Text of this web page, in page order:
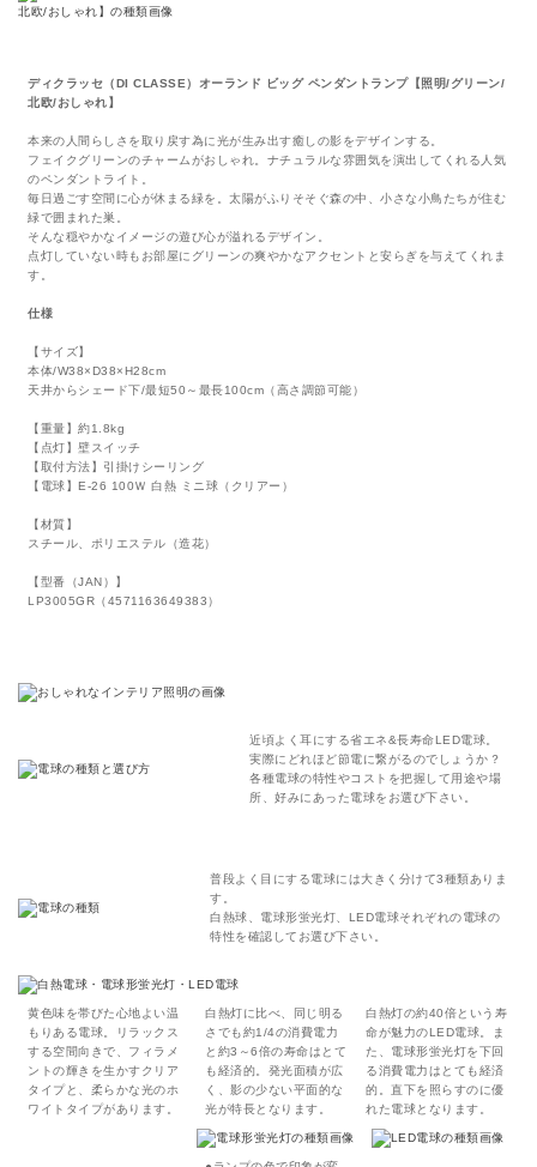
ディクラッセ（DI CLASSE）オーランド ビッグ ペンダントランプ【照明/グリーン/
北欧/おしゃれ】
本来の人間らしさを取り戻す為に光が生み出す癒しの影をデザインする。
フェイクグリーンのチャームがおしゃれ。ナチュラルな雰囲気を演出してくれる人気
のペンダントライト。
毎日過ごす空間に心が休まる緑を。太陽がふりそそぐ森の中、小さな小鳥たちが住む
緑で囲まれた巣。
そんな穏やかなイメージの遊び心が溢れるデザイン。
点灯していない時もお部屋にグリーンの爽やかなアクセントと安らぎを与えてくれま
す。
仕様
【サイズ】
本体/W38×D38×H28cm
天井からシェード下/最短50～最長100cm（高さ調節可能）
【重量】約1.8kg
【点灯】壁スイッチ
【取付方法】引掛けシーリング
【電球】E-26 100Ｗ 白熱 ミニ球（クリアー）
【材質】
スチール、ポリエステル（造花）
【型番（JAN）】
LP3005GR（4571163649383）
近頃よく耳にする省エネ&長寿命LED電球。
実際にどれほど節電に繋がるのでしょうか？
各種電球の特性やコストを把握して用途や場
所、好みにあった電球をお選び下さい。
普段よく目にする電球には大きく分けて3種類ありま
す。
白熱球、電球形蛍光灯、LED電球それぞれの電球の
特性を確認してお選び下さい。
黄色味を帯びた心地よい温
もりある電球。リラックス
する空間向きで、フィラメ
ントの輝きを生かすクリア
タイプと、柔らかな光のホ
ワイトタイプがあります。
白熱灯に比べ、同じ明る
さでも約1/4の消費電力
と約3～6倍の寿命はとて
も経済的。発光面積が広
く、影の少ない平面的な
光が特長となります。
白熱灯の約40倍という寿
命が魅力のLED電球。ま
た、電球形蛍光灯を下回
る消費電力はとても経済
的。直下を照らすのに優
れた電球となります。